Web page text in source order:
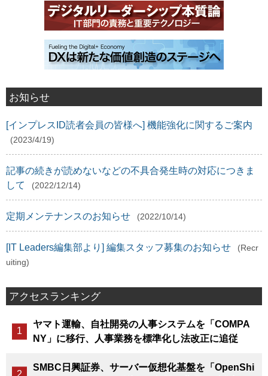
お知らせ
[インプレスID読者会員の皆様へ] 機能強化に関するご案内
(2023/4/19)
記事の続きが読めないなどの不具合発生時の対応につきま
して
(2022/12/14)
定期メンテナンスのお知らせ (2022/10/14)
[IT Leaders編集部より] 編集スタッフ募集のお知らせ
(Recr
uiting)
アクセスランキング
ヤマト運輸、自社開発の人事システムを「COMPA
NY」に移行、人事業務を標準化し法改正に追従
SMBC日興証券、サーバー仮想化基盤を「OpenShi